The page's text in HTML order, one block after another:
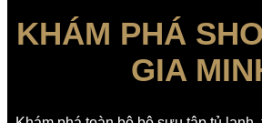
KHÁM PHÁ
GIA